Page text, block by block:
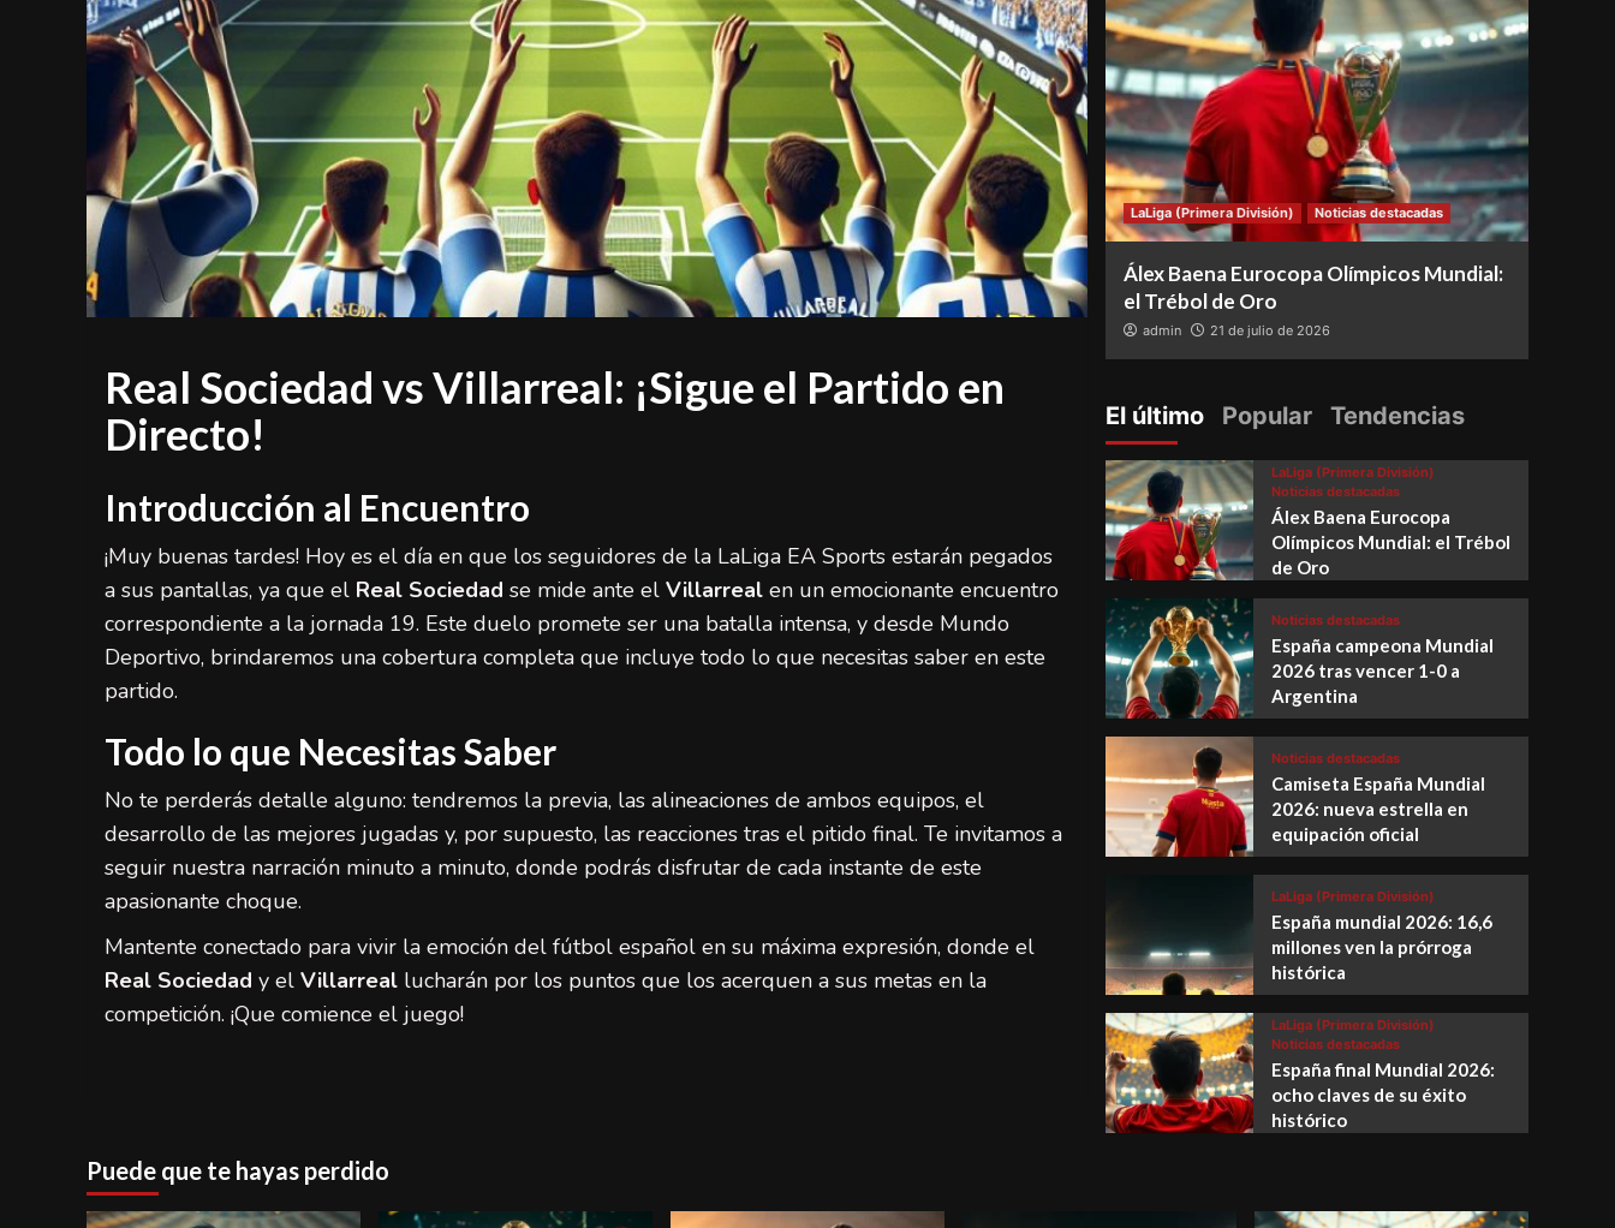
Real Sociedad vs Villarreal: ¡Sigue el Partido en
Directo!
Introducción al Encuentro
¡Muy buenas tardes! Hoy es el día en que los seguidores de la LaLiga EA Sports estarán pegados
a sus pantallas, ya que el Real Sociedad se mide ante el Villarreal en un emocionante encuentro
correspondiente a la jornada 19. Este duelo promete ser una batalla intensa, y desde Mundo
Deportivo, brindaremos una cobertura completa que incluye todo lo que necesitas saber en este
partido.
Todo lo que Necesitas Saber
No te perderás detalle alguno: tendremos la previa, las alineaciones de ambos equipos, el
desarrollo de las mejores jugadas y, por supuesto, las reacciones tras el pitido final. Te invitamos a
seguir nuestra narración minuto a minuto, donde podrás disfrutar de cada instante de este
apasionante choque.
Mantente conectado para vivir la emoción del fútbol español en su máxima expresión, donde el
Real Sociedad y el Villarreal lucharán por los puntos que los acerquen a sus metas en la
competición. ¡Que comience el juego!
LaLiga (Primera División) Noticias destacadas
España final Mundial 2026: ocho claves de
su éxito histórico
LaLiga (Primera División) Noticias destacadas
Álex Baena Eurocopa Olímpicos Mundial:
el Trébol de Oro
admin 21 de julio de 2026
El último Popular Tendencias
LaLiga (Primera División)
Noticias destacadas
Álex Baena Eurocopa
Olímpicos Mundial: el Trébol
de Oro
Noticias destacadas
España campeona Mundial
2026 tras vencer 1-0 a
Argentina
Noticias destacadas
Camiseta España Mundial
2026: nueva estrella en
equipación oficial
LaLiga (Primera División)
España mundial 2026: 16,6
millones ven la prórroga
histórica
LaLiga (Primera División)
Noticias destacadas
España final Mundial 2026:
ocho claves de su éxito
histórico
Puede que te hayas perdido